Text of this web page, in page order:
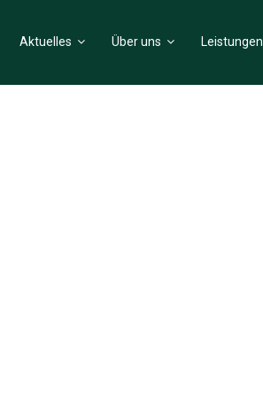
Aktuelles Über uns Leistungen